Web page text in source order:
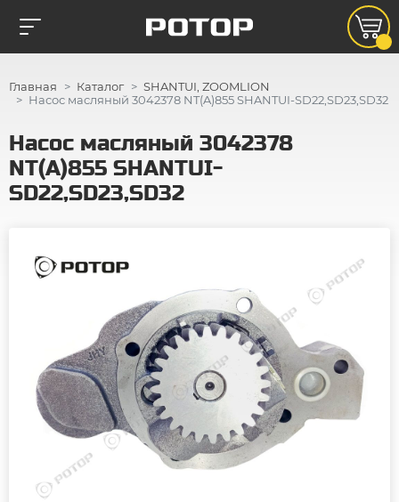
Главная Каталог
SHANTUI, ZOOMLION
Насос масляный 3042378 NT(A)855 SHANTUI-SD22,SD23,SD32
Насос масляный 3042378
NT(A)855 SHANTUI-
SD22,SD23,SD32